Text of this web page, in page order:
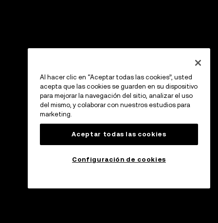
Al hacer clic en “Aceptar todas las cookies”, usted
acepta que las cookies se guarden en su dispositivo
para mejorar la navegación del sitio, analizar el uso
del mismo, y colaborar con nuestros estudios para
marketing.
Aceptar todas las cookies
Configuración de cookies